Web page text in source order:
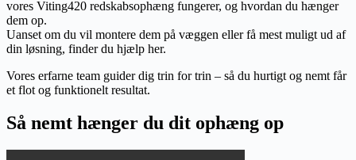
vores Viting420 redskabsophæng fungerer, og hvordan du hænger
dem op.
Uanset om du vil montere dem på væggen eller få mest muligt ud af
din løsning, finder du hjælp her.
Vores erfarne team guider dig trin for trin – så du hurtigt og nemt får
et flot og funktionelt resultat.
Så nemt hænger du dit ophæng op